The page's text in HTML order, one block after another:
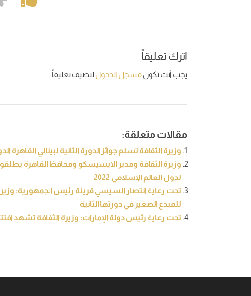
اترك تعليقاً
يجب أنت تكونمسجل الدخوللتضيف تعليقاً.
مقالات متعلقة:
وزيرة الثقافة تسلم جوائز الدورة الثانية لبينالي القاهرة
وزيرة الثقافة ومدير الايسيسكو ومحافظ القاهرة
لدول العالم الإسلامي 2022
تحت رعاية انتصار السيسي قرينة رئيس الجمهورية: وزيرة
للمبدع الصغير في دورتها الثانية
تحت رعاية رئيس دولة الإمارات: وزيرة الثقافة تشهد افتتاح الدورة 31 من معرض أبو ظبى